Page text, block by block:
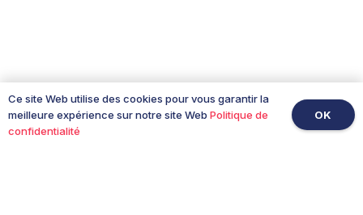
Ce site Web utilise des cookies pour vous garantir la
meilleure expérience sur notre site Web Politique de
confidentialité
OK